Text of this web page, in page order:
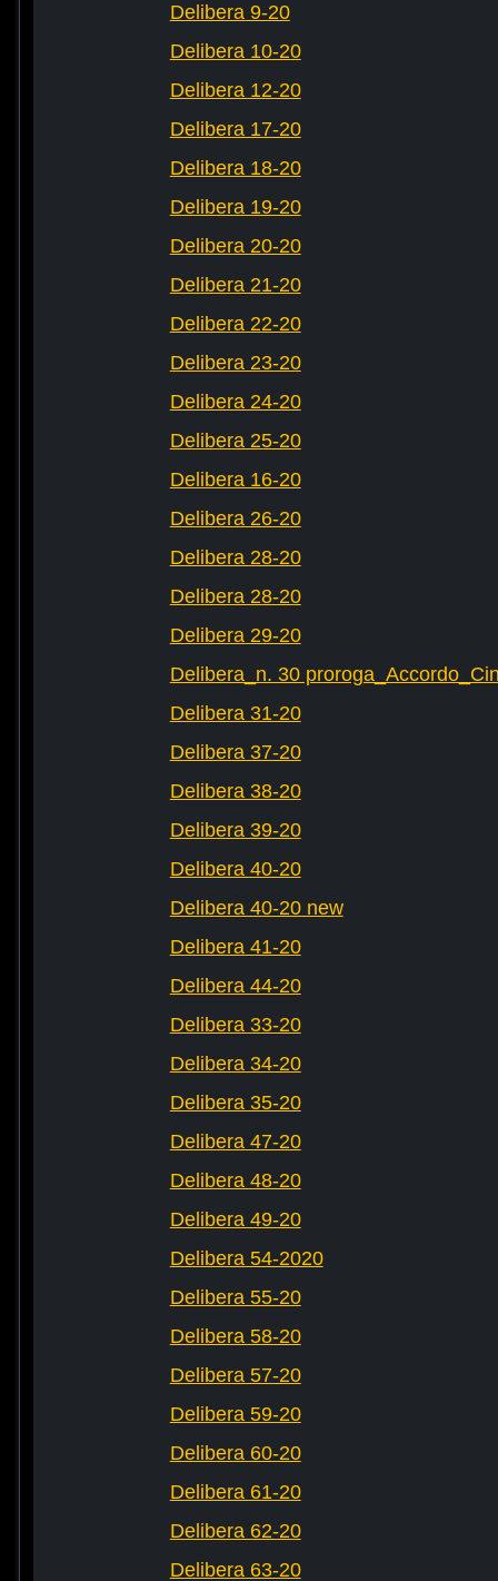
Delibera 9-20
Delibera 10-20
Delibera 12-20
Delibera 17-20
Delibera 18-20
Delibera 19-20
Delibera 20-20
Delibera 21-20
Delibera 22-20
Delibera 23-20
Delibera 24-20
Delibera 25-20
Delibera 16-20
Delibera 26-20
Delibera 28-20
Delibera 28-20
Delibera 29-20
Delibera_n. 30
Delibera 31-20
Delibera 37-20
Delibera 38-20
Delibera 39-20
Delibera 40-20
Delibera 40-20 new
Delibera 41-20
Delibera 44-20
Delibera 33-20
Delibera 34-20
Delibera 35-20
Delibera 47-20
Delibera 48-20
Delibera 49-20
Delibera 54-2020
Delibera 55-20
Delibera 58-20
Delibera 57-20
Delibera 59-20
Delibera 60-20
Delibera 61-20
Delibera 62-20
Delibera 63-20